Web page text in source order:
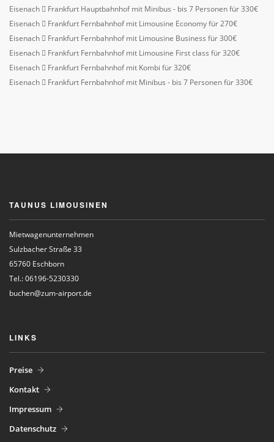
Eisenach
Frankfurt Hauptbahnhof mit Minibus - bis 7 Personen für 330€
Eisenach
Frankfurt Fernbahnhof mit Limousine Economy für 270€
Eisenach
Frankfurt Fernbahnhof mit Limousine Business für 300€
Eisenach
Frankfurt Fernbahnhof mit Limousine First class für 320€
Eisenach
Frankfurt Fernbahnhof mit Kombi für 320€
Eisenach
Frankfurt Fernbahnhof mit Minibus - bis 7 Personen für 330€
TAUNUS LIMOUSINEN
Mietwagenunternehmen
Sulzbacher Straße 33
65760 Eschborn
Tel.: 06196-5230330
buchen@zum-airport.de
LINKS
Preise
Kontakt
Impressum
Datenschutz